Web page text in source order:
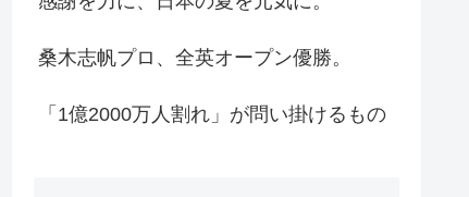
桑木志帆プロ、全英オープン優勝。
「1億2000万人割れ」が問い掛けるもの